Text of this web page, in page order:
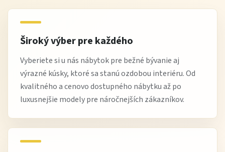
pri vybraných produktoch možnosť platby až po dodaní
doprava až k vám domov s možnosťou výnosu
odborné poradenstvo pri výbere kožených sedačiek
Čo si zákazníci na tejto sedacej súprave najviac
obľúbili
Široký výber pre každého
Vyberiete si u nás nábytok pre bežné bývanie aj
výrazné kúsky, ktoré sa stanú ozdobou interiéru. Od
kvalitného a cenovo dostupného nábytku až po
luxusnejšie modely pre náročnejších zákazníkov.